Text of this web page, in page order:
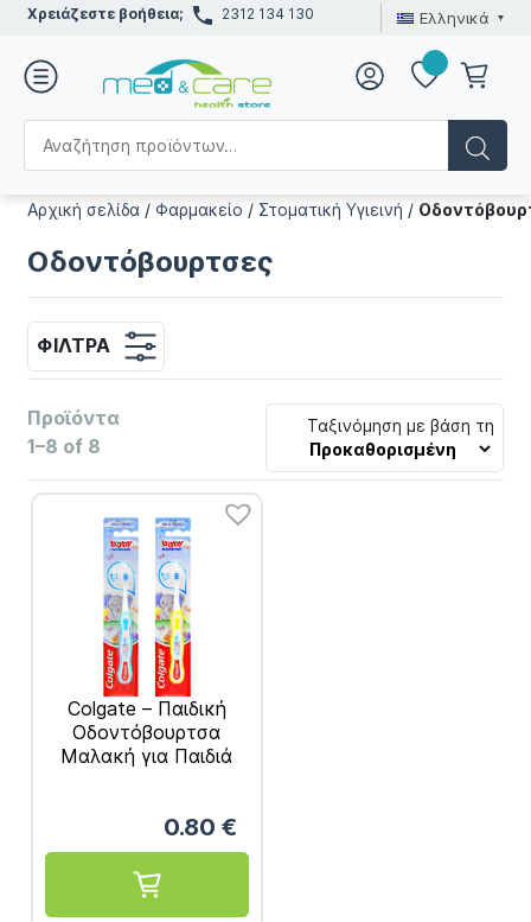
Χρειάζεστε βοήθεια; 2312 134 130 Ελληνικά
Αρχική σελίδα /Φαρμακείο / Στοματική Υγιεινή /
Οδοντόβουρτσες
ΦΊΛΤΡΑ
Προϊόντα
1–8 of 8
Ταξινόμηση με βάση τη
Colgate – Παιδική
Οδοντόβουρτσα
Μαλακή για Παιδιά
0.80 €